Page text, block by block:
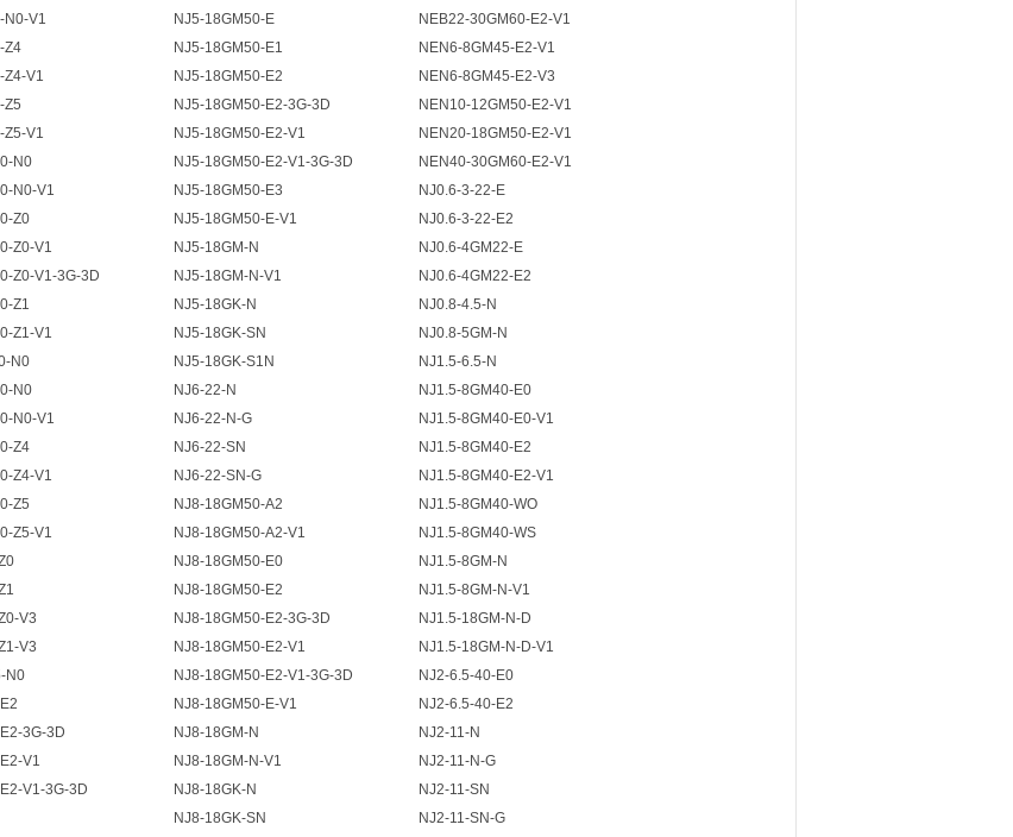
N0-V1
NJ5-18GM50-E
NEB22-30GM60-E2-V1
Z4
NJ5-18GM50-E1
NEN6-8GM45-E2-V1
Z4-V1
NJ5-18GM50-E2
NEN6-8GM45-E2-V3
Z5
NJ5-18GM50-E2-3G-3D
NEN10-12GM50-E2-V1
Z5-V1
NJ5-18GM50-E2-V1
NEN20-18GM50-E2-V1
N0
NJ5-18GM50-E2-V1-3G-3D
NEN40-30GM60-E2-V1
N0-V1
NJ5-18GM50-E3
NJ0.6-3-22-E
Z0
NJ5-18GM50-E-V1
NJ0.6-3-22-E2
Z0-V1
NJ5-18GM-N
NJ0.6-4GM22-E
Z0-V1-3G-3D
NJ5-18GM-N-V1
NJ0.6-4GM22-E2
Z1
NJ5-18GK-N
NJ0.8-4.5-N
Z1-V1
NJ5-18GK-SN
NJ0.8-5GM-N
N0
NJ5-18GK-S1N
NJ1.5-6.5-N
N0
NJ6-22-N
NJ1.5-8GM40-E0
N0-V1
NJ6-22-N-G
NJ1.5-8GM40-E0-V1
Z4
NJ6-22-SN
NJ1.5-8GM40-E2
Z4-V1
NJ6-22-SN-G
NJ1.5-8GM40-E2-V1
Z5
NJ8-18GM50-A2
NJ1.5-8GM40-WO
Z5-V1
NJ8-18GM50-A2-V1
NJ1.5-8GM40-WS
NJ8-18GM50-E0
NJ1.5-8GM-N
NJ8-18GM50-E2
NJ1.5-8GM-N-V1
V3
NJ8-18GM50-E2-3G-3D
NJ1.5-18GM-N-D
V3
NJ8-18GM50-E2-V1
NJ1.5-18GM-N-D-V1
N0
NJ8-18GM50-E2-V1-3G-3D
NJ2-6.5-40-E0
NJ8-18GM50-E-V1
NJ2-6.5-40-E2
3G-3D
NJ8-18GM-N
NJ2-11-N
V1
NJ8-18GM-N-V1
NJ2-11-N-G
V1-3G-3D
NJ8-18GK-N
NJ2-11-SN
NJ8-18GK-SN
NJ2-11-SN-G